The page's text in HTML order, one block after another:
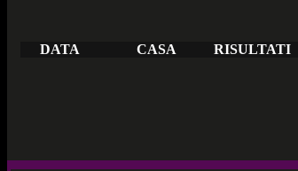
DATA CASA RISULTATI